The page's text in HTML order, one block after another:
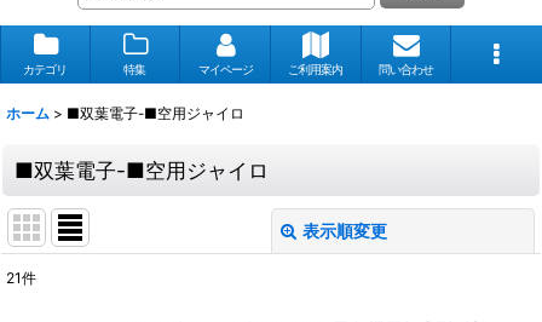
カテゴリ 特集 マイページ ご利用案内 問い合わせ
ホーム > ■双葉電子-■空用ジャイロ
■双葉電子-■空用ジャイロ
表示順変更
21件